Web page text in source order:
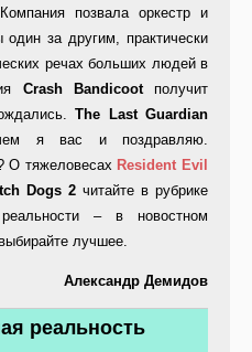
позвала оркестр и
один за другим, практически
речах больших людей в
Crash Bandicootполучит
The Last Guardian
я вас и поздравляю.
О тяжеловесах Resident Evil
Dogs 2 читайте в рубрике
– в новостном
лучшее.
Александр Демидов
реальность